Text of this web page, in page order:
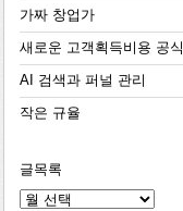
가짜 창업가
새로운 고객획득비용 공식
AI 검색과 퍼널 관리
작은 규율
글목록
글